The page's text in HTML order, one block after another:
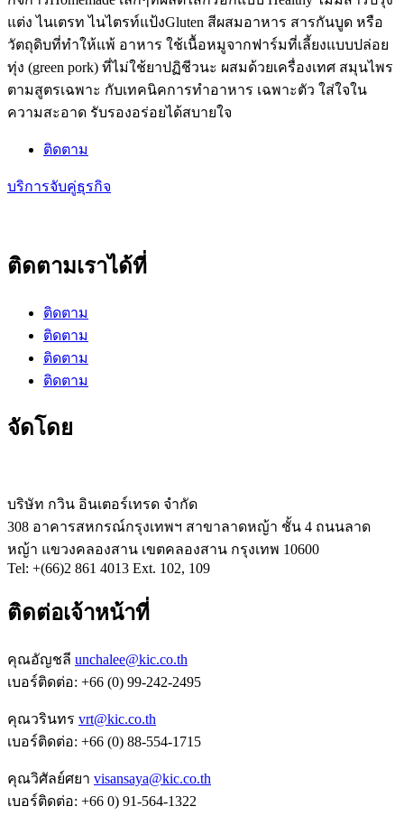
แต่ง ไนเตรท ไนไตรท์แป้งGluten สีผสมอาหาร สารกันบูด หรือ
วัตถุดิบที่ทําให้แพ้ อาหาร ใช้เนื้อหมูจากฟาร์มที่เลี้ยงแบบปล่อย
ทุ่ง (green pork) ที่ไม่ใช้ยาปฏิชีวนะ ผสมด้วยเครื่องเทศ สมุนไพร
ตามสูตรเฉพาะ กับเทคนิคการทําอาหาร เฉพาะตัว ใส่ใจใน
ความสะอาด รับรองอร่อยได้สบายใจ
ติดตาม
บริการจับคู่ธุรกิจ
ติดตามเราได้ที่
ติดตาม
ติดตาม
ติดตาม
ติดตาม
จัดโดย
บริษัท กวิน อินเตอร์เทรด จำกัด
308 อาคารสหกรณ์กรุงเทพฯ สาขาลาดหญ้า ชั้น 4 ถนนลาด
หญ้า แขวงคลองสาน เขตคลองสาน กรุงเทพ 10600
Tel: +(66)2 861 4013 Ext. 102, 109
ติดต่อเจ้าหน้าที่
คุณอัญชลี unchalee@kic.co.th
เบอร์ติดต่อ: +66 (0) 99-242-2495
คุณวรินทร vrt@kic.co.th
เบอร์ติดต่อ: +66 (0) 88-554-1715
คุณวิศัลย์ศยา visansaya@kic.co.th
เบอร์ติดต่อ: +66 0) 91-564-1322